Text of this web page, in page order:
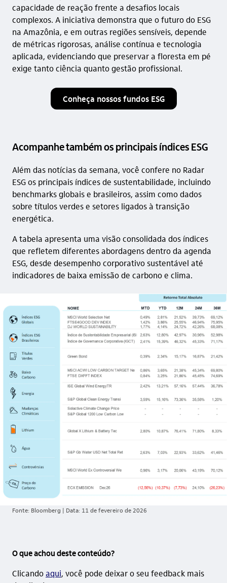
capacidade de reação frente a desafios locais
complexos. A iniciativa demonstra que o futuro do ESG
na Amazônia, e em outras regiões sensíveis, depende
de métricas rigorosas, análise contínua e tecnologia
aplicada, evidenciando que preservar a floresta em pé
exige tanto ciência quanto gestão profissional.
Conheça nossos fundos ESG
Acompanhe também os principais índices ESG
Além das notícias da semana, você confere no Radar
ESG os principais índices de sustentabilidade, incluindo
benchmarks globais e brasileiros, assim como dados
sobre títulos verdes e setores ligados à transição
energética.
A tabela apresenta uma visão consolidada dos índices
que refletem diferentes abordagens dentro da agenda
ESG, desde desempenho corporativo sustentável até
indicadores de baixa emissão de carbono e clima.
Fonte: Bloomberg | Data: 11 de fevereiro de 2026
O que achou deste conteúdo?
Clicandoaqui, você pode deixar o seu feedback mais